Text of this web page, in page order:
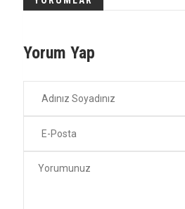
Yorum Yap